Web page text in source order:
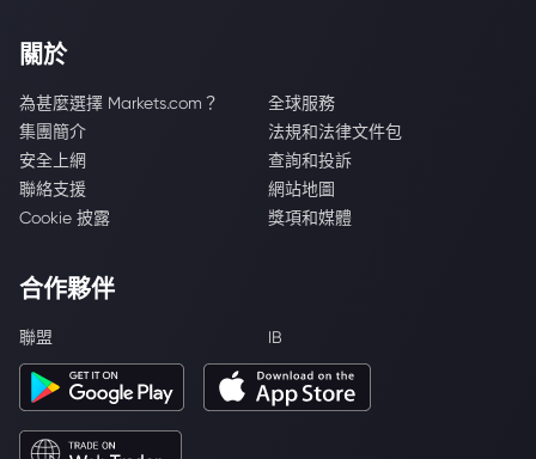
關於
為甚麼選擇 Markets.com？
全球服務
集團簡介
法規和法律文件包
安全上網
查詢和投訴
聯絡支援
網站地圖
Cookie 披露
獎項和媒體
合作夥伴
聯盟 IB